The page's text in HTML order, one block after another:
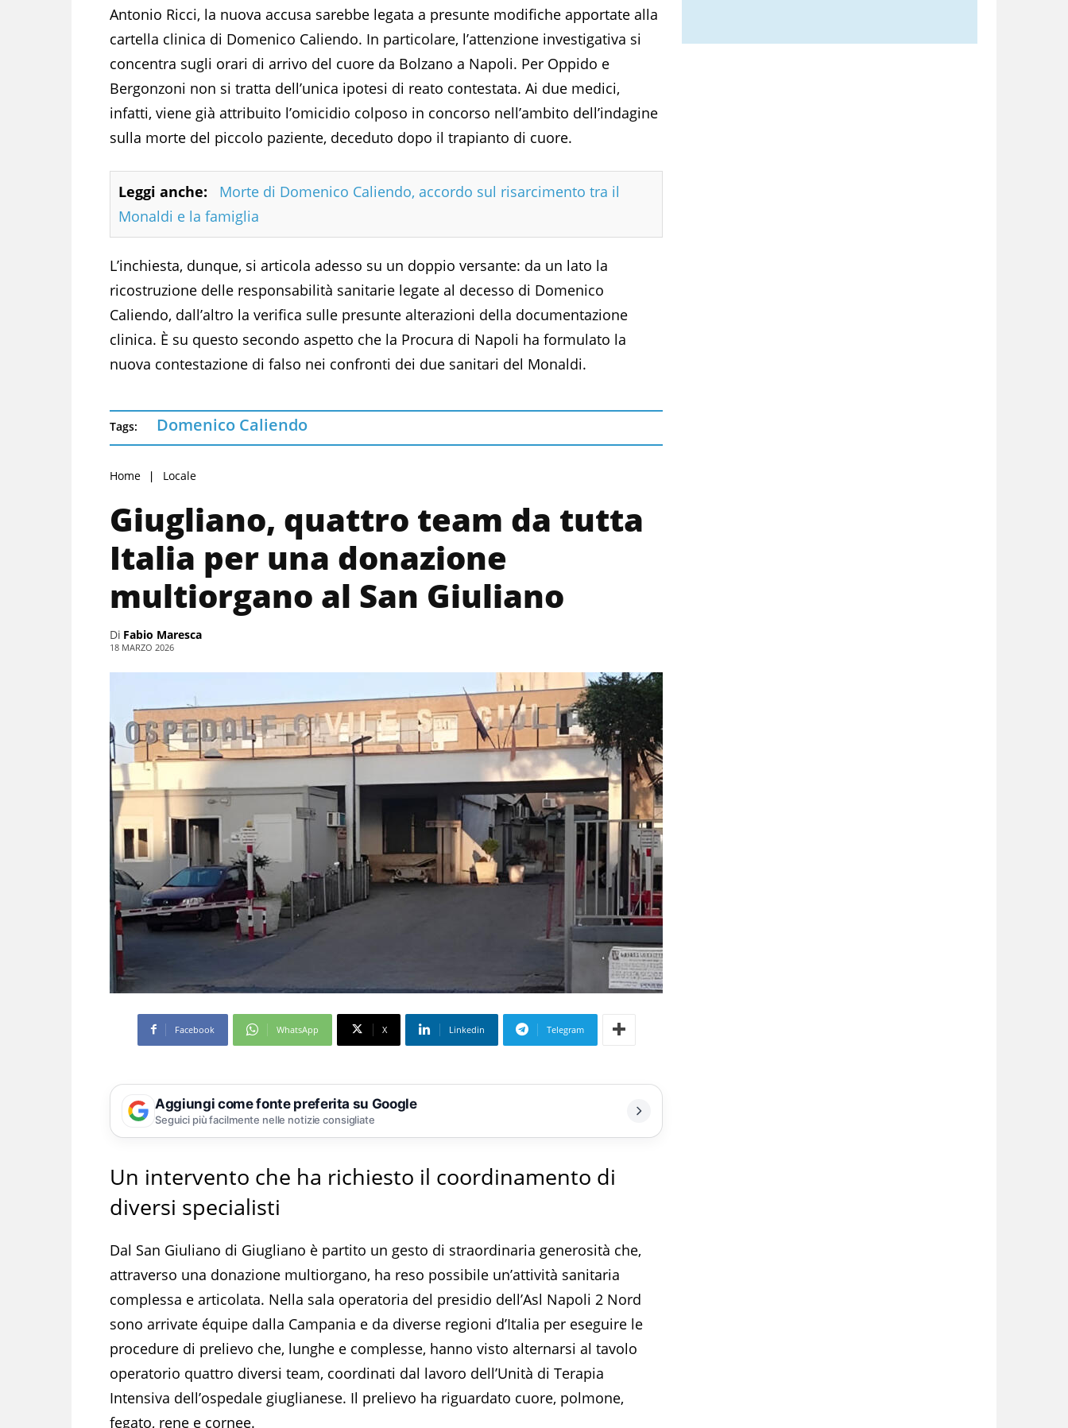
Antonio Ricci, la nuova accusa sarebbe legata a presunte modifiche apportate alla
cartella clinica di Domenico Caliendo. In particolare, l’attenzione investigativa si
concentra sugli orari di arrivo del cuore da Bolzano a Napoli. Per Oppido e
Bergonzoni non si tratta dell’unica ipotesi di reato contestata. Ai due medici,
infatti, viene già attribuito l’omicidio colposo in concorso nell’ambito dell’indagine
sulla morte del piccolo paziente, deceduto dopo il trapianto di cuore.
Leggi anche:
Morte di Domenico Caliendo, accordo sul risarcimento tra il
Monaldi e la famiglia
L’inchiesta, dunque, si articola adesso su un doppio versante: da un lato la
ricostruzione delle responsabilità sanitarie legate al decesso di Domenico
Caliendo, dall’altro la verifica sulle presunte alterazioni della documentazione
clinica. È su questo secondo aspetto che la Procura di Napoli ha formulato la
nuova contestazione di falso nei confronti dei due sanitari del Monaldi.
Tags: Domenico Caliendo
Home Locale
Giugliano, quattro team da tutta
Italia per una donazione
multiorgano al San Giuliano
Di Fabio Maresca
18 MARZO 2026
Facebook WhatsApp X Linkedin Telegram
Aggiungi come fonte preferita su Google
Seguici più facilmente nelle notizie consigliate
Un intervento che ha richiesto il coordinamento di
diversi specialisti
Dal San Giuliano di Giugliano è partito un gesto di straordinaria generosità che,
attraverso una donazione multiorgano, ha reso possibile un’attività sanitaria
complessa e articolata. Nella sala operatoria del presidio dell’Asl Napoli 2 Nord
sono arrivate équipe dalla Campania e da diverse regioni d’Italia per eseguire le
procedure di prelievo che, lunghe e complesse, hanno visto alternarsi al tavolo
operatorio quattro diversi team, coordinati dal lavoro dell’Unità di Terapia
Intensiva dell’ospedale giuglianese. Il prelievo ha riguardato cuore, polmone,
fegato, rene e cornee.